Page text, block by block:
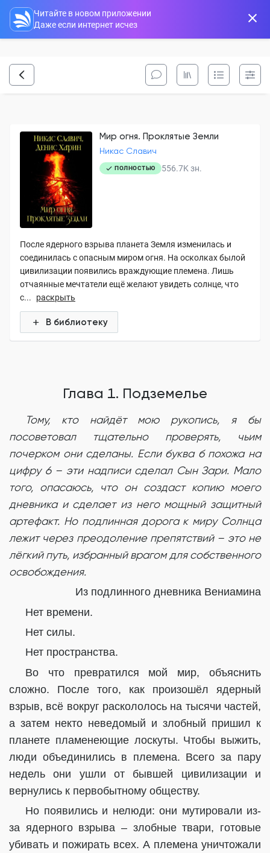
Читайте в новом приложении
Даже если интернет исчез
Мир огня. Проклятые Земли
Никас Славич
ПОЛНОСТЬЮ 556.7K зн.
После ядерного взрыва планета Земля изменилась и
соединилась с опасным миром огня. На осколках былой
цивилизации появились враждующие племена. Лишь
отчаянные мечтатели ещё желают увидеть солнце, что
с...
раскрыть
В библиотеку
Глава 1. Подземелье
Тому, кто найдёт мою рукопись, я бы
посоветовал тщательно проверять, чьим
почерком они сделаны. Если буква б похожа на
цифру 6 – эти надписи сделал Сын Зари. Мало
того, опасаюсь, что он создаст копию моего
дневника и сделает из него мощный защитный
артефакт. Но подлинная дорога к миру Солнца
лежит через преодоление препятствий – это не
лёгкий путь, избранный врагом для собственного
освобождения.
Из подлинного дневника Вениамина
Нет времени.
Нет силы.
Нет пространства.
Во что превратился мой мир, объяснить
сложно. После того, как произошёл ядерный
взрыв, всё вокруг раскололось на тысячи частей,
а затем некто неведомый и злобный пришил к
планете пламенеющие лоскуты. Чтобы выжить,
люди объединились в племена. Всего за пару
недель они ушли от бывшей цивилизации и
вернулись к первобытному обществу.
Но появились и нелюди: они мутировали из-
за ядерного взрыва – злобные твари, готовые
убивать и пожирать всех. А племена уничтожали